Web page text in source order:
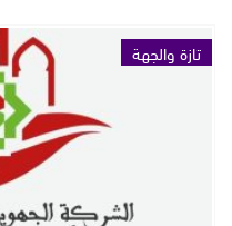
تازة والجهة